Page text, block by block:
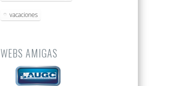
vacaciones
WEBS AMIGAS